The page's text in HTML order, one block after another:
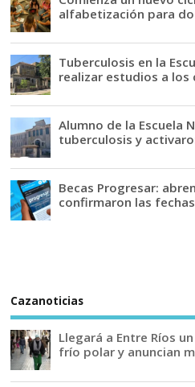
alfabetización para
Tuberculosis en la
realizar estudios a
Alumno de la Escuela
tuberculosis y
Becas Progresar:
confirmaron las
Cazanoticias
Llegará a Entre Ríos
frío polar y anuncian